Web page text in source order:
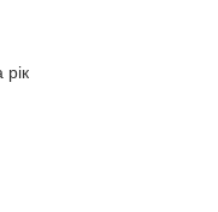
рік